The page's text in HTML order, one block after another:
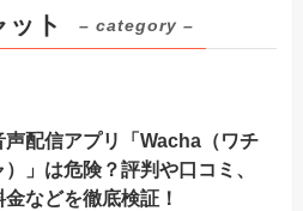
ット – category –
声配信アプリ「Wacha（ワチ
）」は危険？評判や口コミ、
金などを徹底検証！